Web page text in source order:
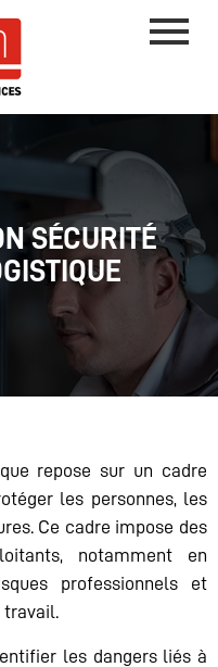
SÉCURITÉ
repose sur un cadre
les personnes, les
Ce cadre impose des
notamment en
professionnels et
travail.
les dangers liés à